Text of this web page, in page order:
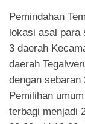
Pemindahan
lokasi asal para
3 daerah
daerah
dengan
Pemilihan
terbagi menjadi